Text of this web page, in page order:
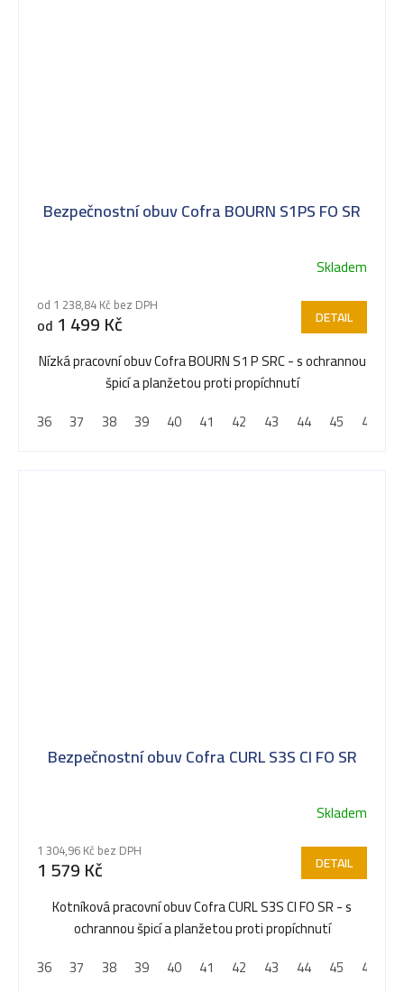
Bezpečnostní obuv Cofra BOURN S1PS FO SR
hodnocení
produktu
je
5,0
hvězdiček.
Skladem
od 1 238,84 Kč bez DPH
od 1 499 Kč DETAIL
Nízká pracovní obuv Cofra BOURN S1 P SRC - s ochrannou
špicí a planžetou proti propíchnutí
36
37 38 39 40 41 42 43 44 45 46
Bezpečnostní obuv Cofra CURL S3S CI FO SR
Skladem
1 304,96 Kč bez DPH
1 579 Kč DETAIL
Kotníková pracovní obuv Cofra CURL S3S CI FO SR - s
ochrannou špicí a planžetou proti propíchnutí
36
37 38 39 40 41 42 43 44 45 46